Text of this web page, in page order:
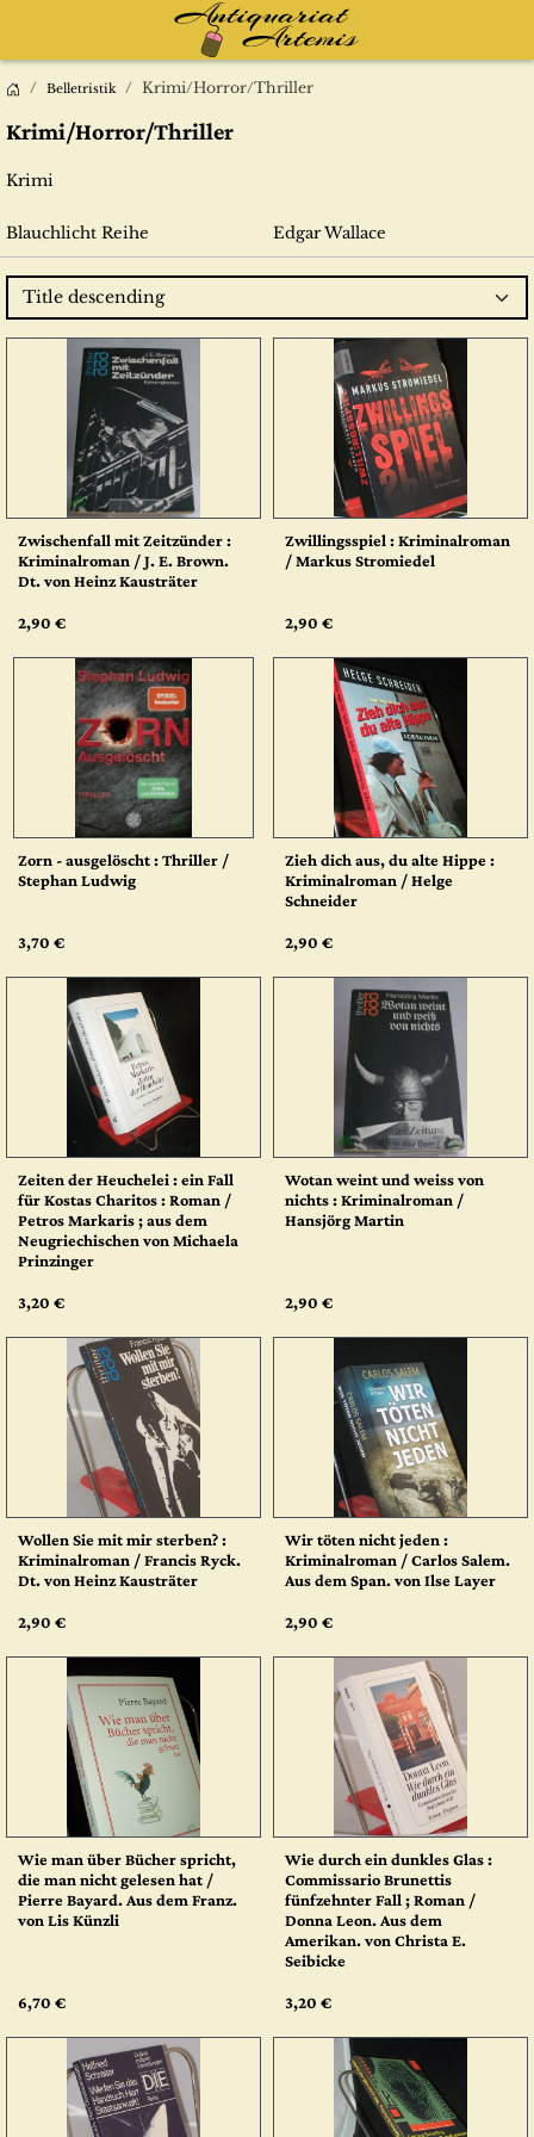
Belletristik Krimi/Horror/Thriller
Krimi/Horror/Thriller
Krimi
Blauchlicht Reihe Edgar Wallace
Title descending
Zwischenfall mit Zeitzünder :
Kriminalroman / J. E. Brown.
Dt. von Heinz Kausträter
2,90 €
Zwillingsspiel : Kriminalroman
/ Markus Stromiedel
2,90 €
Zorn - ausgelöscht : Thriller /
Stephan Ludwig
3,70 €
Zieh dich aus, du alte Hippe :
Kriminalroman / Helge
Schneider
2,90 €
Zeiten der Heuchelei : ein Fall
für Kostas Charitos : Roman /
Petros Markaris ; aus dem
Neugriechischen von Michaela
Prinzinger
3,20 €
Wotan weint und weiss von
nichts : Kriminalroman /
Hansjörg Martin
2,90 €
Wollen Sie mit mir sterben? :
Kriminalroman / Francis Ryck.
Dt. von Heinz Kausträter
2,90 €
Wir töten nicht jeden :
Kriminalroman / Carlos Salem.
Aus dem Span. von Ilse Layer
2,90 €
Wie man über Bücher spricht,
die man nicht gelesen hat /
Pierre Bayard. Aus dem Franz.
von Lis Künzli
6,70 €
Wie durch ein dunkles Glas :
Commissario Brunettis
fünfzehnter Fall ; Roman /
Donna Leon. Aus dem
Amerikan. von Christa E.
Seibicke
3,20 €